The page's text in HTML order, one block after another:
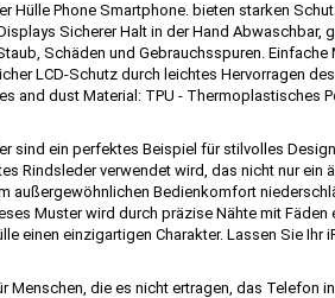
Hülle Phone Smartphone. bieten starken
Sicherer Halt in der Hand Abwaschbar,
Schäden und Gebrauchsspuren.
LCD-Schutz durch leichtes Hervorragen
and dust Material: TPU - Thermoplastisches
sind ein perfektes Beispiel für stilvolles
Rindsleder verwendet wird, das nicht nur
außergewöhnlichen Bedienkomfort
Muster wird durch präzise Nähte mit
einen einzigartigen Charakter. Lassen Sie
die es nicht ertragen, das Telefon